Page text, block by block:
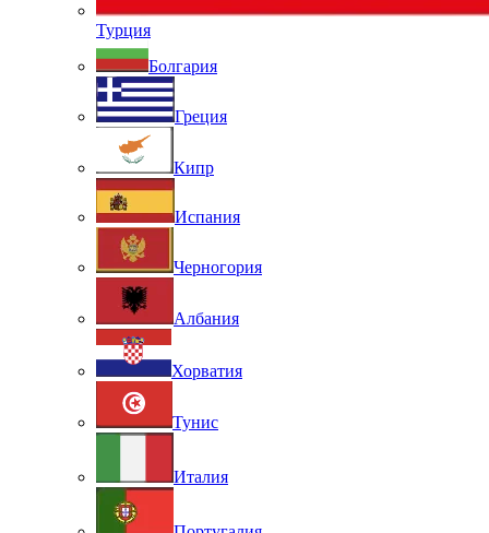
Турция
Болгария
Греция
Кипр
Испания
Черногория
Албания
Хорватия
Тунис
Италия